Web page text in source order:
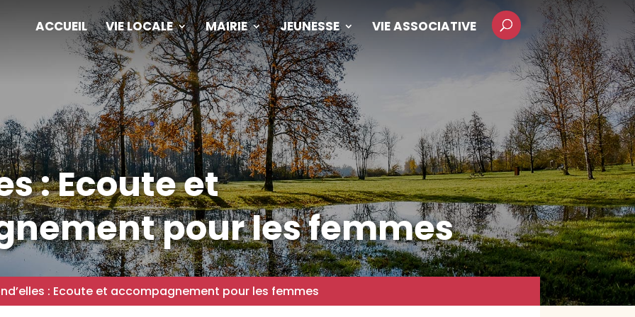
ACCUEIL VIE LOCALE MAIRIE JEUNESSE VIE ASSOCIATIVE
: Ecoute et
pour les femmes
: Ecoute et accompagnement pour les femmes